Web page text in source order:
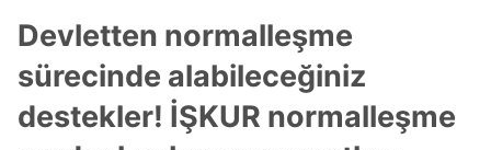
Devletten normalleşme
sürecinde alabileceğiniz
destekler! İŞKUR normalleşme